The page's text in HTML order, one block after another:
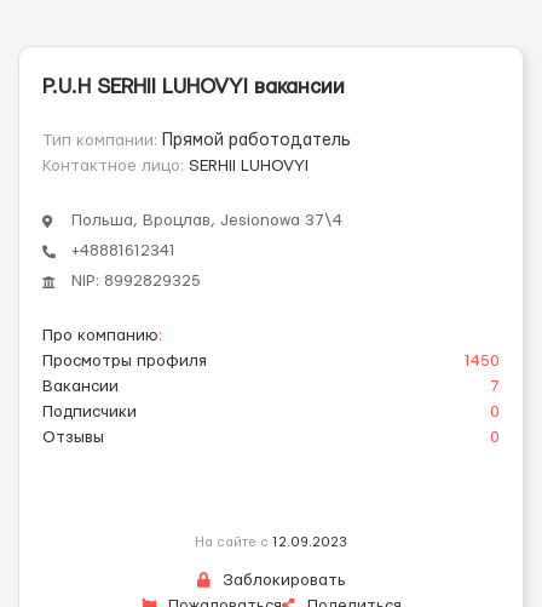
P.U.H SERHII LUHOVYI вакансии
Тип компании:
Прямой работодатель
Контактное лицо: SERHII LUHOVYI
Польша, Вроцлав, Jesionowa 37\4
+48881612341
NIP: 8992829325
Про компанию:
Просмотры профиля
1450
Вакансии
7
Подписчики
0
Отзывы
0
На сайте с 12.09.2023
Заблокировать